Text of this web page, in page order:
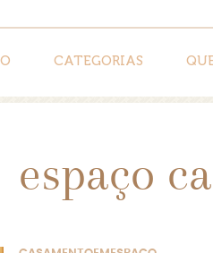
CATEGORIAS
espaço